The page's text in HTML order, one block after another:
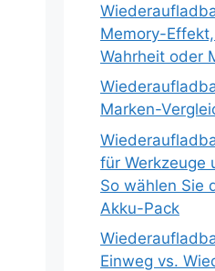
Memory-
Wahrheit oder
Marken-
für Werkzeuge
So wählen Sie
Akku-Pack
Einweg vs.